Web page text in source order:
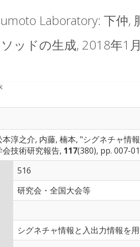
Laboratory: 下仲,
ッドの生成, 2018年1
淳之介, 内藤, 楠本, "シグネチャ情
技術研究報告, 117(380), pp. 007-
516
研究会・全国大会等
シグネチャ情報と入出力情報を